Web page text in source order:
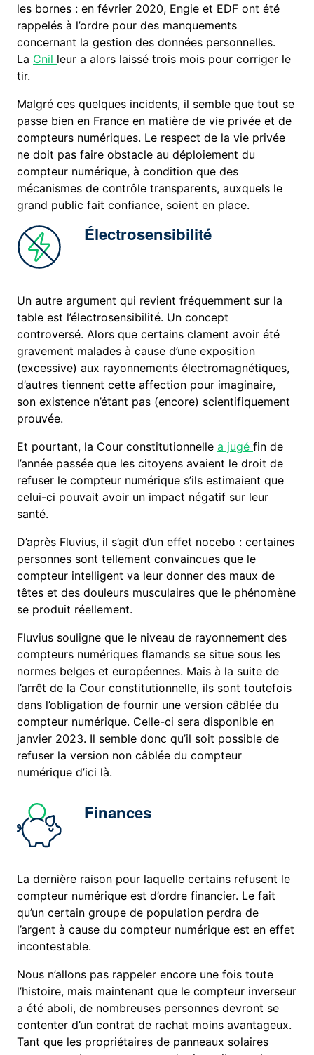
les bornes : en février 2020, Engie et EDF ont été
rappelés à l’ordre pour des manquements
concernant la gestion des données personnelles.
La Cnil leur a alors laissé trois mois pour corriger le
tir.
Malgré ces quelques incidents, il semble que tout se
passe bien en France en matière de vie privée et de
compteurs numériques. Le respect de la vie privée
ne doit pas faire obstacle au déploiement du
compteur numérique, à condition que des
mécanismes de contrôle transparents, auxquels le
grand public fait confiance, soient en place.
Électrosensibilité
Un autre argument qui revient fréquemment sur la
table est l’électrosensibilité. Un concept
controversé. Alors que certains clament avoir été
gravement malades à cause d’une exposition
(excessive) aux rayonnements électromagnétiques,
d’autres tiennent cette affection pour imaginaire,
son existence n’étant pas (encore) scientifiquement
prouvée.
Et pourtant, la Cour constitutionnellea jugéfin de
l’année passée que les citoyens avaient le droit de
refuser le compteur numérique s’ils estimaient que
celui-ci pouvait avoir un impact négatif sur leur
santé.
D’après Fluvius, il s’agit d’un effet nocebo : certaines
personnes sont tellement convaincues que le
compteur intelligent va leur donner des maux de
têtes et des douleurs musculaires que le phénomène
se produit réellement.
Fluvius souligne que le niveau de rayonnement des
compteurs numériques flamands se situe sous les
normes belges et européennes. Mais à la suite de
l’arrêt de la Cour constitutionnelle, ils sont toutefois
dans l’obligation de fournir une version câblée du
compteur numérique. Celle-ci sera disponible en
janvier 2023. Il semble donc qu’il soit possible de
refuser la version non câblée du compteur
numérique d’ici là.
Finances
La dernière raison pour laquelle certains refusent le
compteur numérique est d’ordre financier. Le fait
qu’un certain groupe de population perdra de
l’argent à cause du compteur numérique est en effet
incontestable.
Nous n’allons pas rappeler encore une fois toute
l’histoire, mais maintenant que le compteur inverseur
a été aboli, de nombreuses personnes devront se
contenter d’un contrat de rachat moins avantageux.
Tant que les propriétaires de panneaux solaires